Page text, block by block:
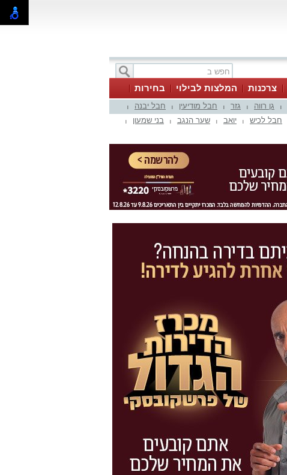
צרכנות המלצות לבילוי
בחירות
גן רווה גזר חבל מודיעין חבל יבנה
חבל לכיש יואב שער הנגב בני שמעון